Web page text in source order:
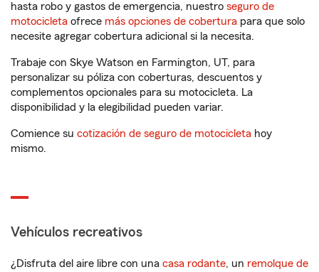
hasta robo y gastos de emergencia, nuestro seguro de
motocicleta ofrece más opciones de cobertura para que solo
necesite agregar cobertura adicional si la necesita.
Trabaje con Skye Watson en Farmington, UT, para
personalizar su póliza con coberturas, descuentos y
complementos opcionales para su motocicleta. La
disponibilidad y la elegibilidad pueden variar.
Comience su cotización de seguro de motocicleta hoy
mismo.
Vehículos recreativos
¿Disfruta del aire libre con una casa rodante, un remolque de